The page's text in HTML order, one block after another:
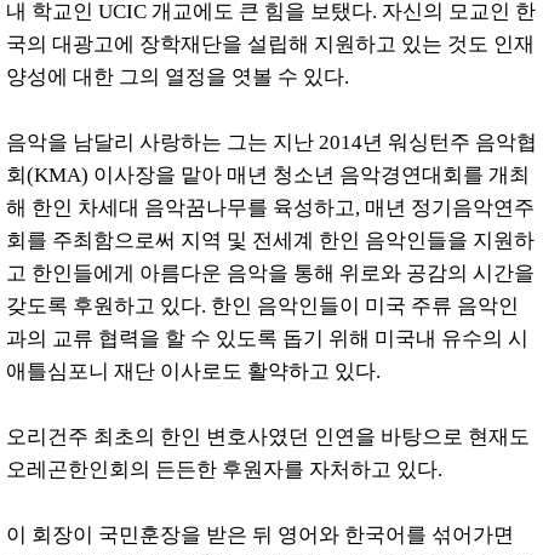
내 학교인 UCIC 개교에도 큰 힘을 보탰다. 자신의 모교인 한
국의 대광고에 장학재단을 설립해 지원하고 있는 것도 인재
양성에 대한 그의 열정을 엿볼 수 있다.
음악을 남달리 사랑하는 그는 지난 2014년 워싱턴주 음악협
회(KMA) 이사장을 맡아 매년 청소년 음악경연대회를 개최
해 한인 차세대 음악꿈나무를 육성하고, 매년 정기음악연주
회를 주최함으로써 지역 및 전세계 한인 음악인들을 지원하
고 한인들에게 아름다운 음악을 통해 위로와 공감의 시간을
갖도록 후원하고 있다. 한인 음악인들이 미국 주류 음악인
과의 교류 협력을 할 수 있도록 돕기 위해 미국내 유수의 시
애틀심포니 재단 이사로도 활약하고 있다.
오리건주 최초의 한인 변호사였던 인연을 바탕으로 현재도
오레곤한인회의 든든한 후원자를 자처하고 있다.
이 회장이 국민훈장을 받은 뒤 영어와 한국어를 섞어가면